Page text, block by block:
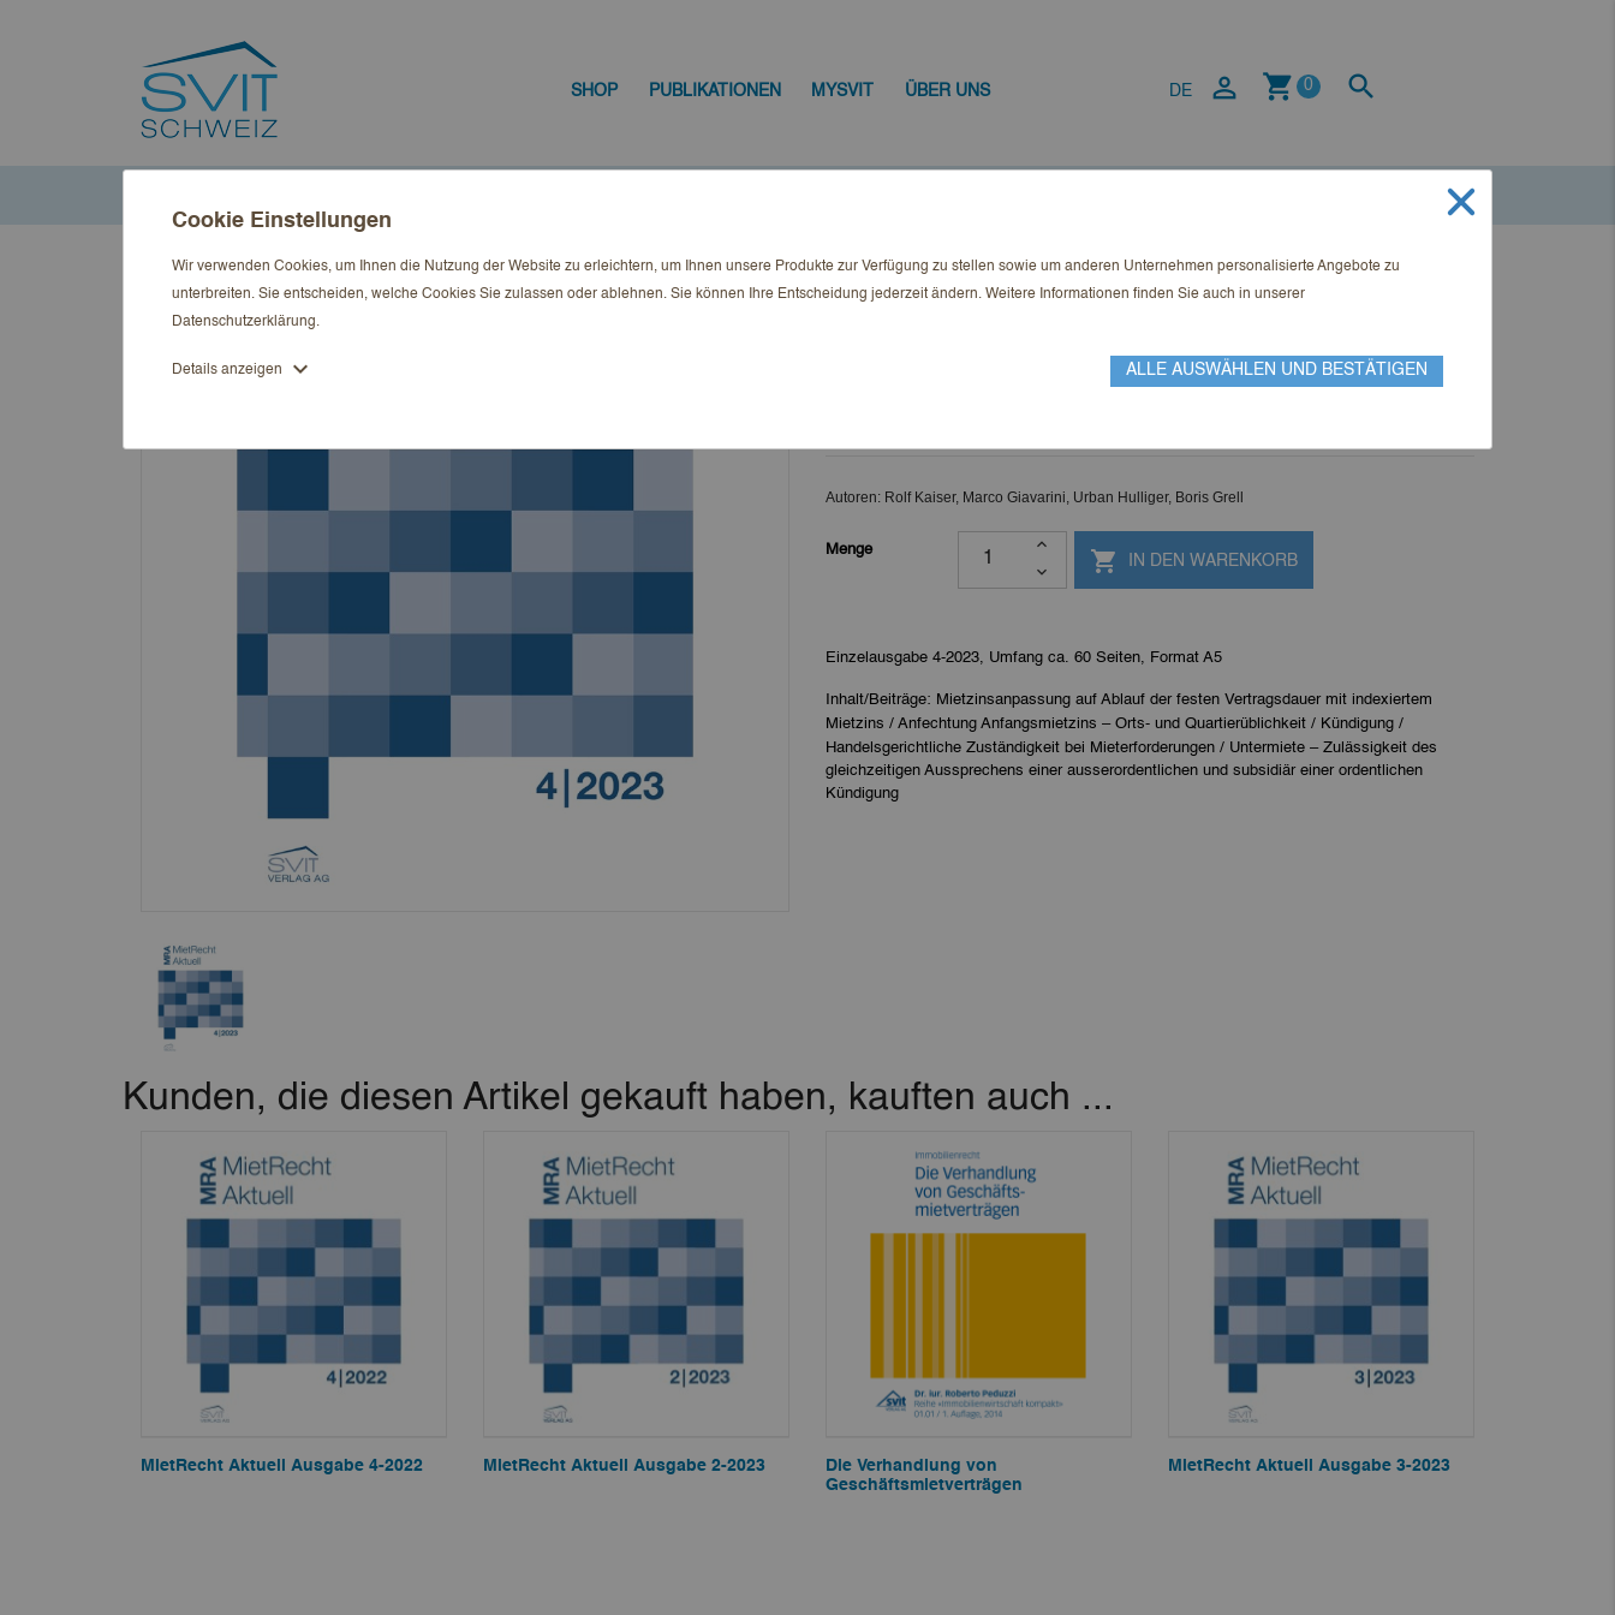
SHOP PUBLIKATIONEN MYSVIT ÜBER UNS DE  shopping_cart 0 
MietRecht Aktuell Ausgabe 4-2023
Autoren: Rolf Kaiser, Marco Giavarini, Urban Hulliger, Boris Grell
Menge  IN DEN WARENKORB
Einzelausgabe 4-2023, Umfang ca. 60 Seiten, Format A5
Inhalt/Beiträge: Mietzinsanpassung auf Ablauf der festen Vertragsdauer mit indexiertem
Mietzins / Anfechtung Anfangsmietzins – Orts- und Quartierüblichkeit / Kündigung /
Handelsgerichtliche Zuständigkeit bei Mieterforderungen / Untermiete – Zulässigkeit des
gleichzeitigen Aussprechens einer ausserordentlichen und subsidiär einer ordentlichen
Kündigung
Kunden, die diesen Artikel gekauft haben, kauften auch ...
MietRecht Aktuell Ausgabe 4-2022 MietRecht Aktuell Ausgabe 2-2023
Die Verhandlung von
Geschäftsmietverträgen
MietRecht Aktuell Ausgabe 3-2023
Cookie Einstellungen
Wir verwenden Cookies, um Ihnen die Nutzung der Website zu erleichtern, um Ihnen unsere Produkte zur Verfügung zu stellen sowie um anderen Unternehmen personalisierte Angebote zu
unterbreiten. Sie entscheiden, welche Cookies Sie zulassen oder ablehnen. Sie können Ihre Entscheidung jederzeit ändern. Weitere Informationen finden Sie auch in unserer
Datenschutzerklärung.
Details anzeigen expand_more ALLE AUSWÄHLEN UND BESTÄTIGEN